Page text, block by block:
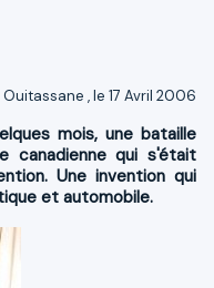
Ouitassane , le 17 Avril 2006
mois, une bataille
canadienne qui s'était
Une invention qui
et automobile.